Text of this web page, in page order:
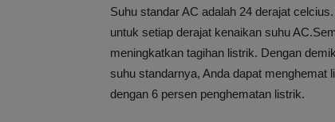
Suhu standar AC adalah 24 derajat
untuk setiap derajat kenaikan suhu
meningkatkan tagihan listrik. Dengan
suhu standarnya, Anda dapat menghemat
dengan 6 persen penghematan listrik.